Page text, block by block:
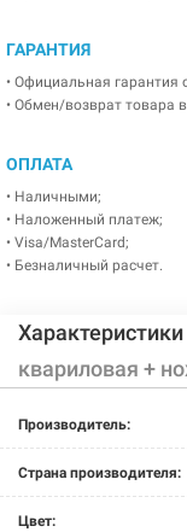
ГАРАНТИЯ
• Официальная гарантия
• Обмен/возврат товара
ОПЛАТА
• Наличными;
• Наложенный платеж;
• Visa/MasterCard;
• Безналичный расчет.
Характеристики
квариловая +
Производитель:
Страна производителя:
Цвет: